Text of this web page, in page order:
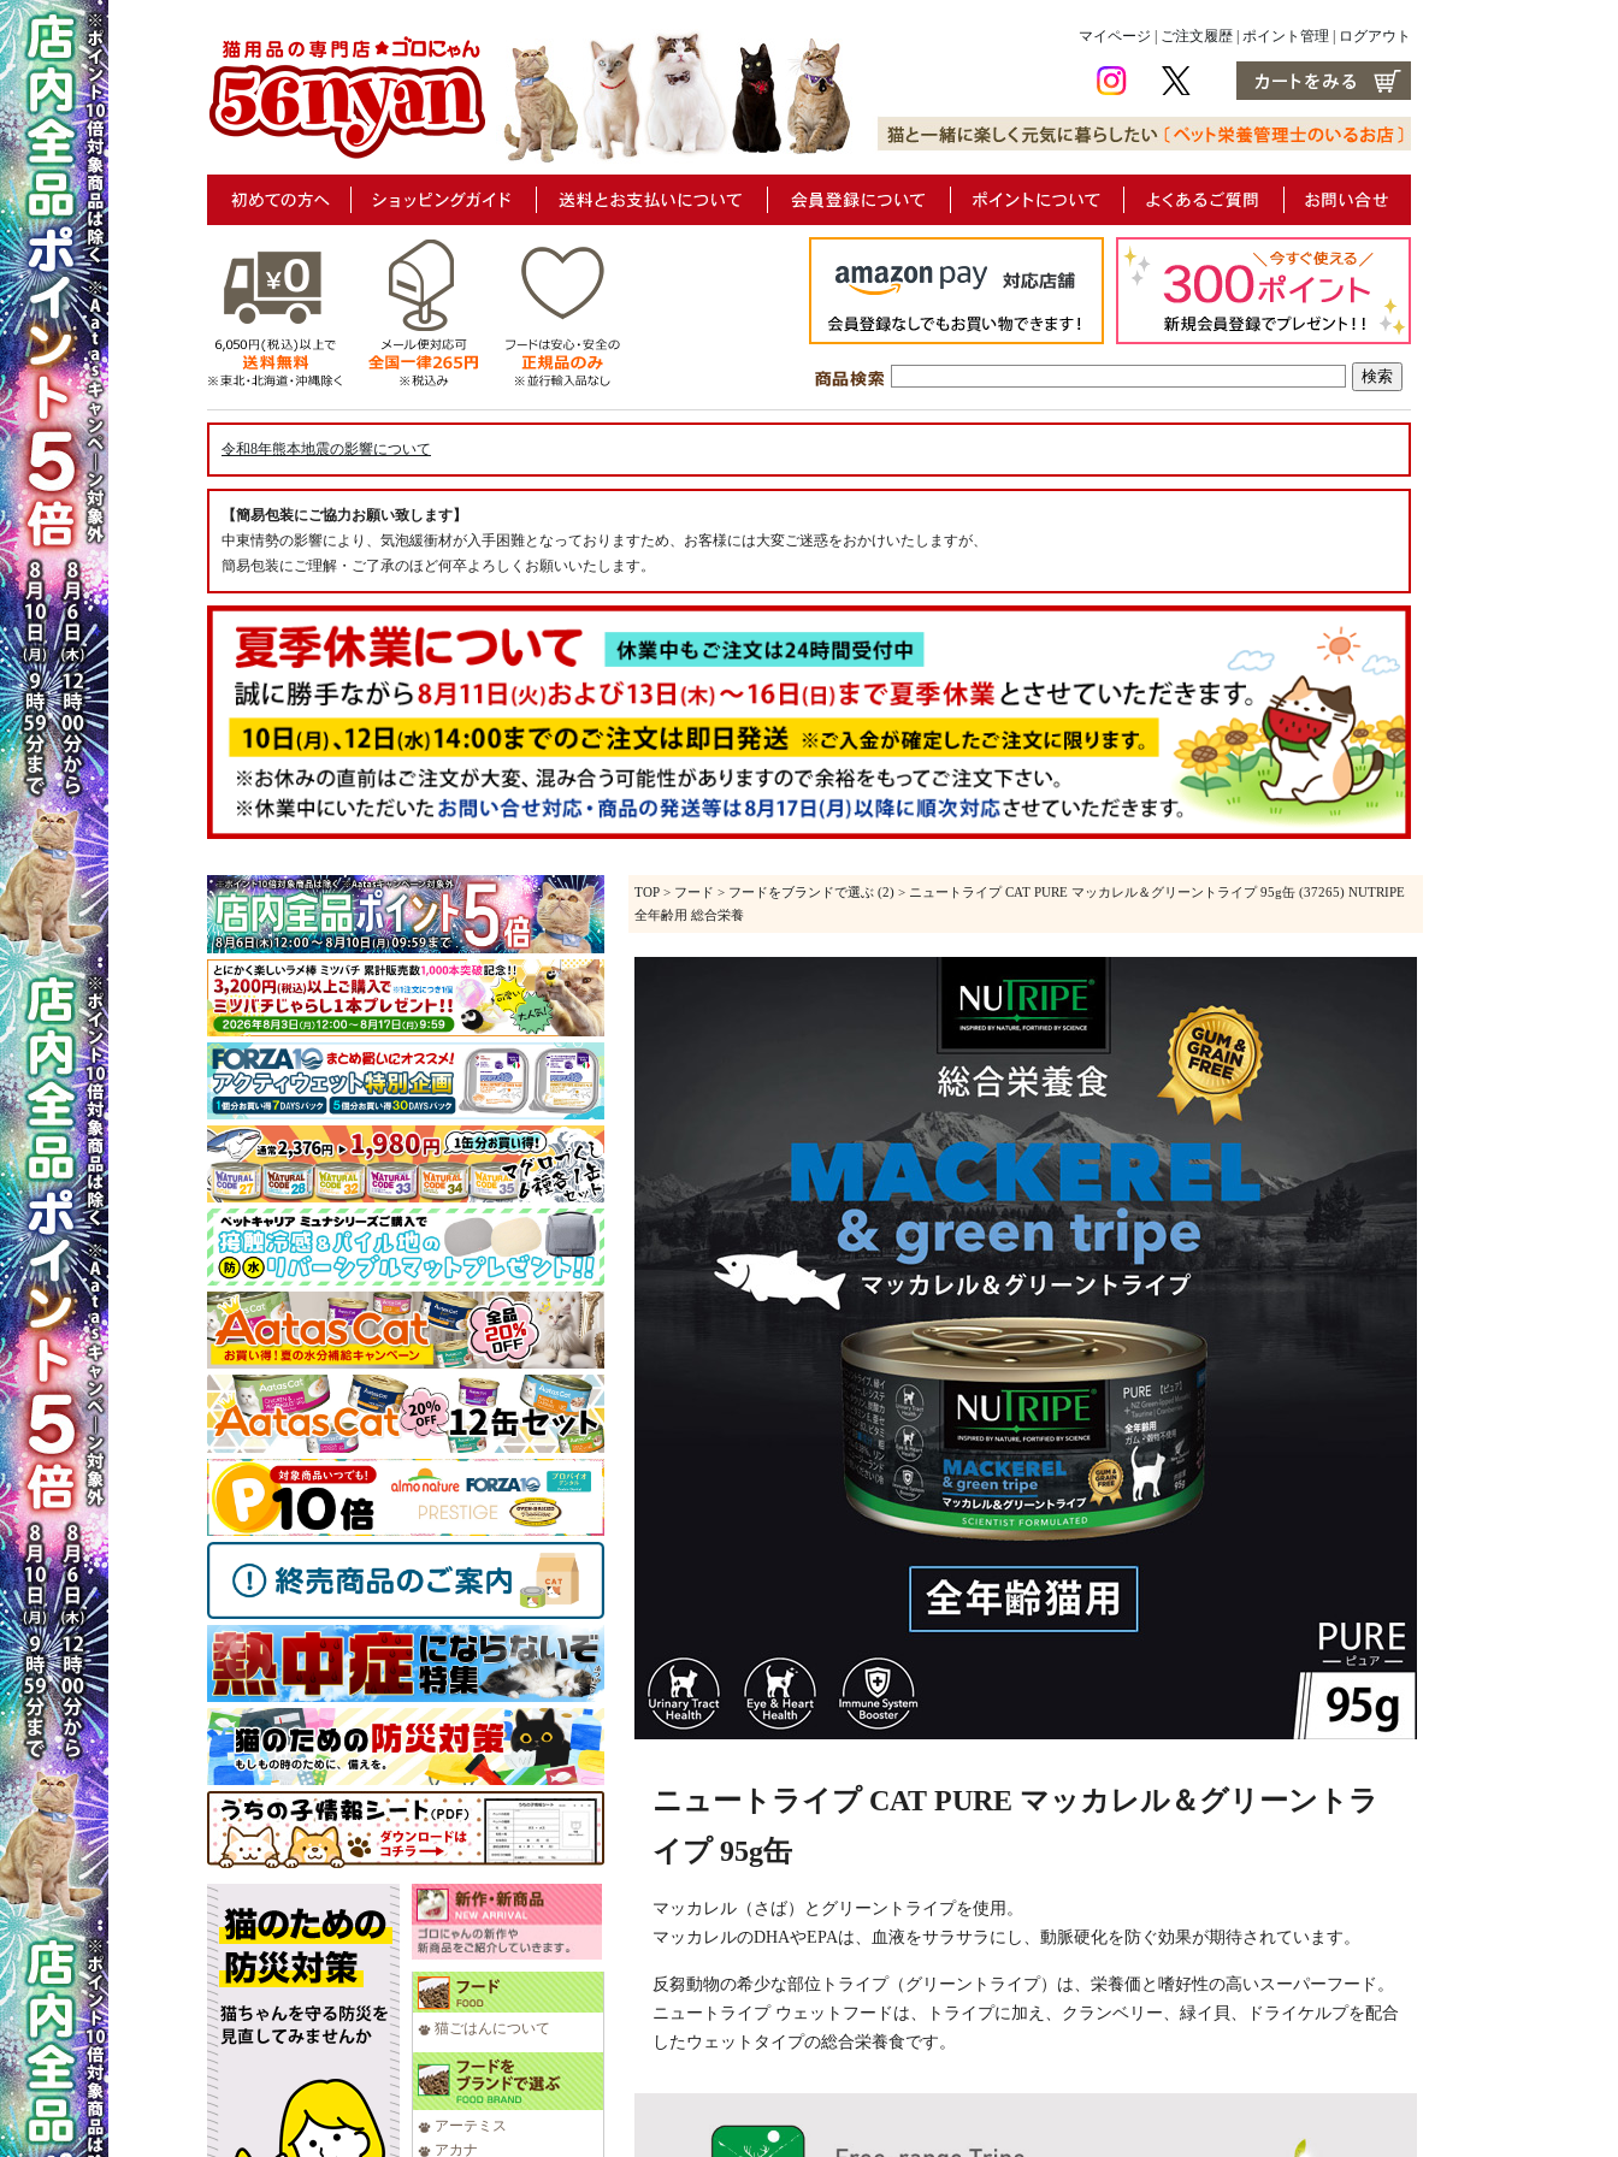
マイページ ご注文履歴 ポイント管理 ログアウト
令和8年熊本地震の影響について
【簡易包装にご協力お願い致します】
中東情勢の影響により、気泡緩衝材が入手困難となっておりますため、お客様には大変ご迷惑をおかけいたしますが、
簡易包装にご理解・ご了承のほど何卒よろしくお願いいたします。
猫ごはんについて
アーテミス
アカナ
TOP > フード > フードをブランドで選ぶ (2) > ニュートライプ CAT PURE マッカレル＆グリーントライプ 95g缶 (37265) NUTRIPE
全年齢用 総合栄養
ニュートライプ CAT PURE マッカレル＆グリーントラ
イプ 95g缶
マッカレル（さば）とグリーントライプを使用。
マッカレルのDHAやEPAは、血液をサラサラにし、動脈硬化を防ぐ効果が期待されています。
反芻動物の希少な部位トライプ（グリーントライプ）は、栄養価と嗜好性の高いスーパーフード。
ニュートライプ ウェットフードは、トライプに加え、クランベリー、緑イ貝、ドライケルプを配合
したウェットタイプの総合栄養食です。